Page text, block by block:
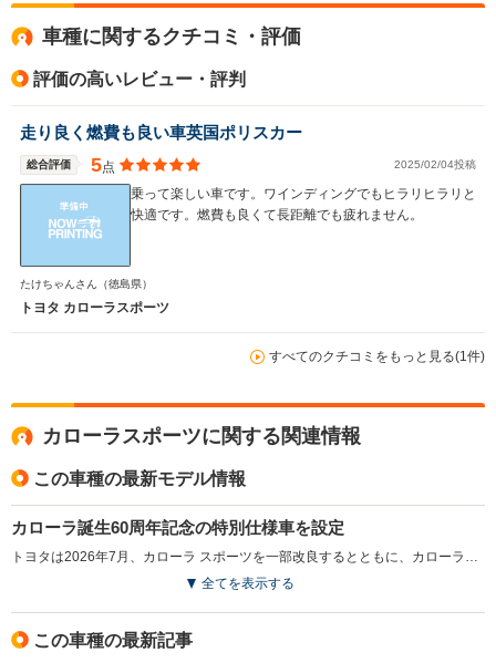
サイズ
(全長x全幅x全高)
駆動方式
全高
1.44m
全幅
1.75m
4.5m
34.0km/L
└高速道路:17.6～
FF、4WD
28.1km/L
33.1km/L
└高速道路:17.6～
28.2km/L
FF、4WD
9.0km/L
12.8km/L
車種に関するクチコミ・評価
評価の高いレビュー・評判
走り良く燃費も良い車英国ポリスカー
総合評価 5点 2025/02/04投稿
乗って楽しい車です。ワインディングでもヒラリヒラリと
快適です。燃費も良くて長距離でも疲れません。
たけちゃんさん （徳島県）
トヨタ カローラスポーツ
すべてのクチコミをもっと見る(1件)
カローラスポーツに関する関連情報
この車種の最新モデル情報
カローラ誕生60周年記念の特別仕様車を設定
トヨタは2026年7月、カローラ スポーツを一部改良するとともに、カローラ誕生60周年を記念した特別仕様車「G Z アクティブ エレガンス」を発売した。特別仕様車は専用内装色のシャトー×ブラックを採用した他、スモークシルバー加飾やアルミペダルを装備。さらに60周年記念ロゴステッカーやロゴマーク付きインストルメントパネルを備え、特別感を高めた。ボディカラーにはブラック×マスタードの専用色も設定された。一部改良では「G Z」グレードに225/40R18タイヤと18インチアルミホイールを標準装備し、商品力を向上。また、ダークブルーマイカやニュートラルブラックなどの新色に加え、ブラック×プラチナホワイトパールマイカ、ブラック×エモーショナルレッドIIIといったツートーンカラーも追加された。（2026.7）
全てを表示する
この車種の最新記事